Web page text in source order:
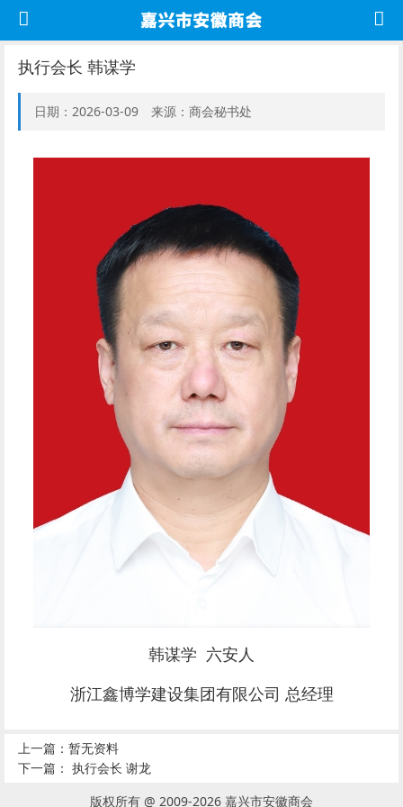
执行会长 韩谋学
日期：2026-03-09 来源：商会秘书处
韩谋学 六安人
浙江鑫博学建设集团有限公司 总经理
上一篇：暂无资料
下一篇： 执行会长 谢龙
版权所有 @ 2009-2026 嘉兴市安徽商会